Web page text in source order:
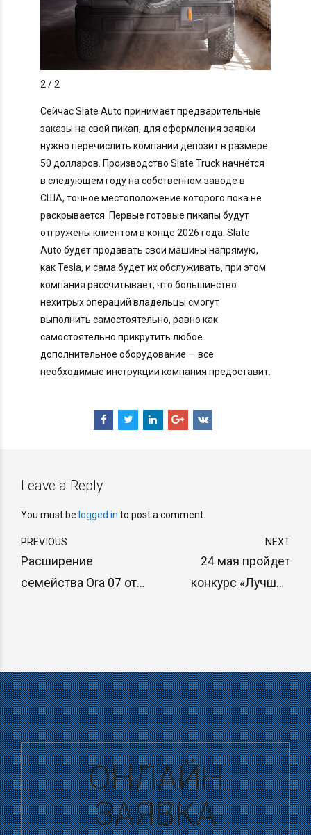
2 / 2
Сейчас Slate Auto принимает предварительные
заказы на свой пикап, для оформления заявки
нужно перечислить компании депозит в размере
50 долларов. Производство Slate Truck начнётся
в следующем году на собственном заводе в
США, точное местоположение которого пока не
раскрывается. Первые готовые пикапы будут
отгружены клиентом в конце 2026 года. Slate
Auto будет продавать свои машины напрямую,
как Tesla, и сама будет их обслуживать, при этом
компания рассчитывает, что большинство
нехитрых операций владельцы смогут
выполнить самостоятельно, равно как
самостоятельно прикрутить любое
дополнительное оборудование — все
необходимые инструкции компания предоставит.
Leave a Reply
You must be logged in to post a comment.
PREVIOUS
Расширение
семейства Ora 07 от
NEXT
24 мая пройдет
конкурс «Лучший
ОНЛАЙН
ЗАЯВКА